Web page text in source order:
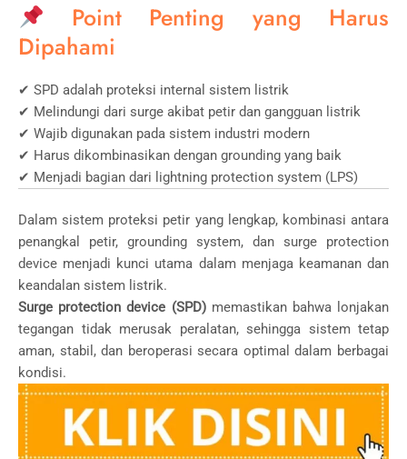
Point Penting yang Harus
Dipahami
✔ SPD adalah proteksi internal sistem listrik
✔ Melindungi dari surge akibat petir dan gangguan listrik
✔ Wajib digunakan pada sistem industri modern
✔ Harus dikombinasikan dengan grounding yang baik
✔ Menjadi bagian dari lightning protection system (LPS)
Dalam sistem proteksi petir yang lengkap, kombinasi antara
penangkal petir, grounding system, dan surge protection
device menjadi kunci utama dalam menjaga keamanan dan
keandalan sistem listrik.
Surge protection device (SPD)memastikan bahwa lonjakan
tegangan tidak merusak peralatan, sehingga sistem tetap
aman, stabil, dan beroperasi secara optimal dalam berbagai
kondisi.